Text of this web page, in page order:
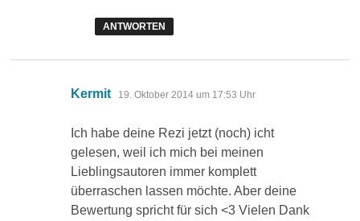
ANTWORTEN
Kermit sagt:
19. Oktober 2014 um 17:53 Uhr
Ich habe deine Rezi jetzt (noch) icht
gelesen, weil ich mich bei meinen
Lieblingsautoren immer komplett
überraschen lassen möchte. Aber deine
Bewertung spricht für sich <3 Vielen Dank